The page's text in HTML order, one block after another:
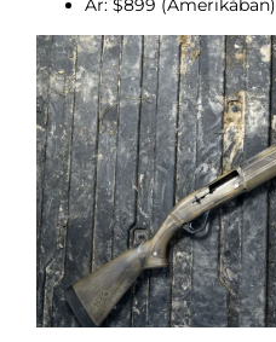
Ár: $899 (Amerikában)